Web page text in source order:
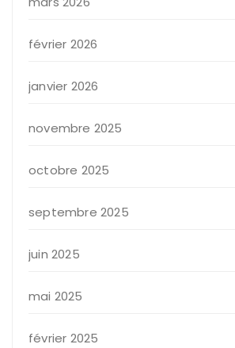
février 2026
janvier 2026
novembre 2025
octobre 2025
septembre 2025
juin 2025
mai 2025
février 2025